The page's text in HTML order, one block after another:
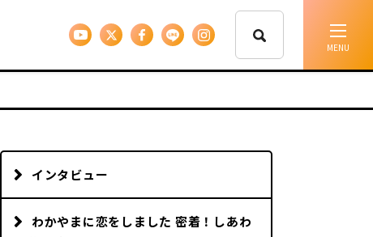
移住支援
インタビュー
わかやまに恋をしました 密着！しあわ